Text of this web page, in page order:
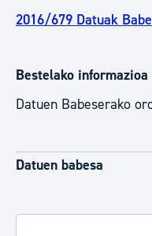
2016/679 Datuak
Bestelako informazioa
Datuen Babeserako
Datuen babesa